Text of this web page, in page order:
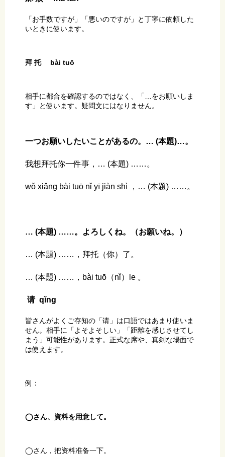
「お手数ですが」「悪いのですが」と丁寧に依頼した
いときに使います。
拜 托 bài tuō
相手に都合を確認するのではなく、「…をお願いしま
す」と使います。疑問文にはなりません。
一つお願いしたいことがあるの。… (本題)…。
我想拜托你一件事，… (本題) ……。
wǒ xiǎng bài tuō nǐ yī jiàn shì ，… (本題) ……。
… (本題) ……。よろしくね。（お願いね。）
… (本題) ……，拜托（你）了。
… (本題) ……，bài tuō（nǐ）le 。
请 qǐng
皆さんがよくご存知の「请」は口語ではあまり使いま
せん。相手に「よそよそしい」「距離を感じさせてし
まう」可能性があります。正式な席や、真剣な場面で
は使えます。
例：
◯さん、資料を用意して。
◯さん，把资料准备一下。